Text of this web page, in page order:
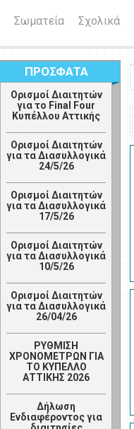
Σωματεία Σχολικά
ΠΡΟΣΦΑΤΑ
Ορισμοί Διαιτητών
για το Final Four
Κυπέλλου Αττικής
Ορισμοί Διαιτητών
για τα Διασυλλογικά
24/5/26
Ορισμοί Διαιτητών
για τα Διασυλλογικά
17/5/26
Ορισμοί Διαιτητών
για τα Διασυλλογικά
10/5/26
Ορισμοί Διαιτητών
για τα Διασυλλογικά
26/04/26
ΡΥΘΜΙΣΗ
ΧΡΟΝΟΜΕΤΡΩΝ ΓΙΑ
ΤΟ ΚΥΠΕΛΛΟ
ΑΤΤΙΚΗΣ 2026
Δήλωση
Ενδιαφέροντος για